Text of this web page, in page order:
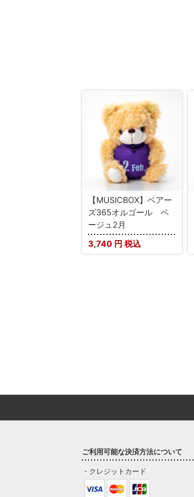
【MUSICBOX】ベアー
ズ365オルゴール ベ
ージュ2月
3,740 円 税込
ご利用可能な決済方法について
・クレジットカード